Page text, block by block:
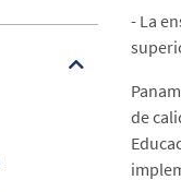
- La
de